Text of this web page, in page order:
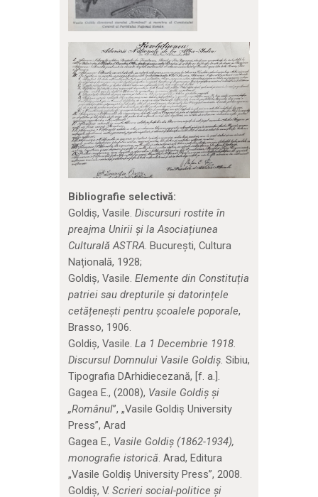
Bibliografie selectivă:
Goldiș, Vasile. Discursuri rostite în
preajma Unirii și la Asociațiunea
Culturală ASTRA. București, Cultura
Națională, 1928;
Goldiș, Vasile. Elemente din Constituția
patriei sau drepturile și datorințele
cetățenești pentru școalele poporale,
Brasso, 1906.
Goldiș, Vasile. La 1 Decembrie 1918.
Discursul Domnului Vasile Goldiș. Sibiu,
Tipografia DArhidiecezană, [f. a.].
Gagea E., (2008), Vasile Goldiş şi
„Românul”, „Vasile Goldiş University
Press”, Arad
Gagea E., Vasile Goldiş (1862-1934),
monografie istorică. Arad, Editura
„Vasile Goldiş University Press”, 2008.
Goldiş, V. Scrieri social-politice şi